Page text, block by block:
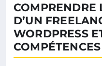
COMPRENDRE
D’UN
WORDPRESS